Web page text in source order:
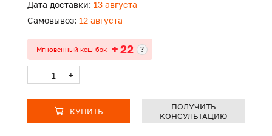
Дата доставки: 13 августа
Самовывоз: 12 августа
Мгновенный кеш-бэк + 22 ?
- +
КУПИТЬ
ПОЛУЧИТЬ
КОНСУЛЬТАЦИЮ